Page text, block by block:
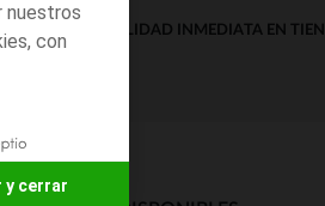
nuestros
con
y cerrar
DISPONIBILIDAD INMEDIATA EN